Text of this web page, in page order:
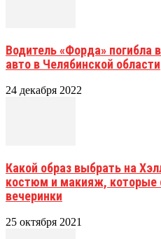
Водитель «Форда»
авто в Челябинской области
24 декабря 2022
Какой образ выбрать на
костюм и макияж, которые
вечеринки
25 октября 2021